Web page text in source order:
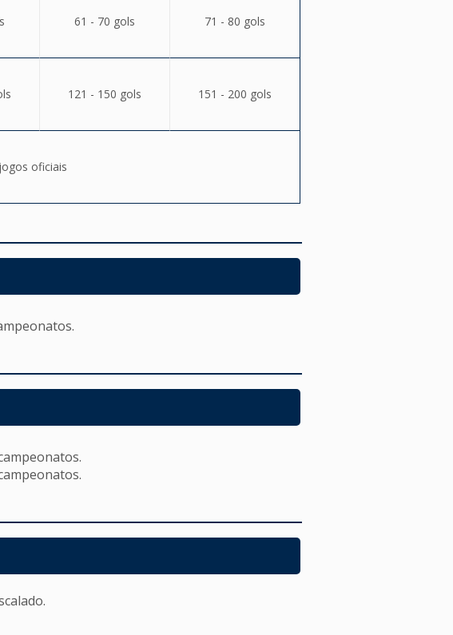
61 - 70 gols 71 - 80 gols
121 - 150 gols 151 - 200 gols
oficiais